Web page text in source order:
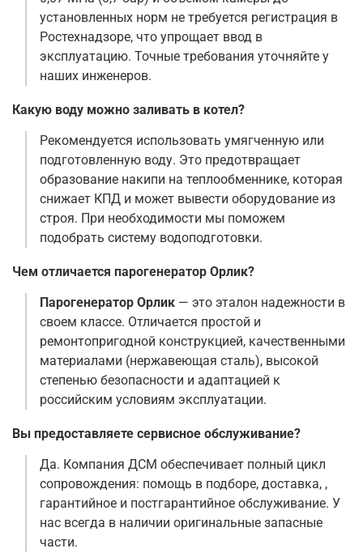
установленных норм не требуется регистрация в
Ростехнадзоре, что упрощает ввод в
эксплуатацию. Точные требования уточняйте у
наших инженеров.
Какую воду можно заливать в котел?
Рекомендуется использовать умягченную или
подготовленную воду. Это предотвращает
образование накипи на теплообменнике, которая
снижает КПД и может вывести оборудование из
строя. При необходимости мы поможем
подобрать систему водоподготовки.
Чем отличается парогенератор Орлик?
Парогенератор Орлик — это эталон надежности в
своем классе. Отличается простой и
ремонтопригодной конструкцией, качественными
материалами (нержавеющая сталь), высокой
степенью безопасности и адаптацией к
российским условиям эксплуатации.
Вы предоставляете сервисное обслуживание?
Да. Компания ДСМ обеспечивает полный цикл
сопровождения: помощь в подборе, доставка, ,
гарантийное и постгарантийное обслуживание. У
нас всегда в наличии оригинальные запасные
части.